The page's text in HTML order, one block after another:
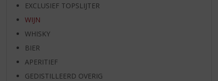
EXCLUSIEF TOPSLIJTER
WIJN
WHISKY
BIER
APERITIEF
GEDISTILLEERD OVERIG